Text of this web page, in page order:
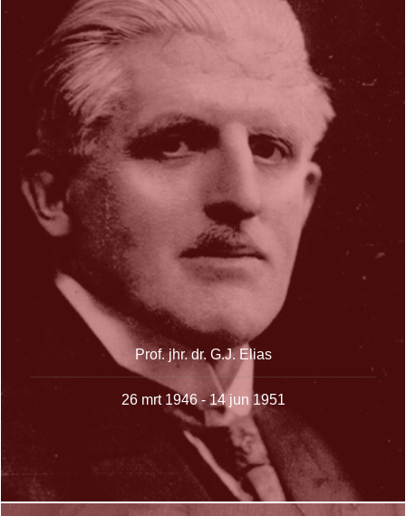
Prof. jhr. dr. G.J. Elias
26 mrt 1946 - 14 jun 1951